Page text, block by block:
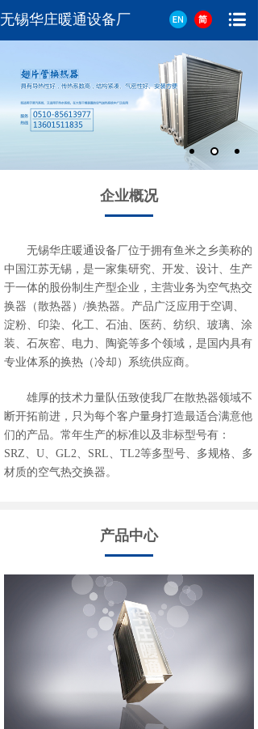
企业概况
无锡华庄暖通设备厂位于拥有鱼米之乡美称的
中国江苏无锡，是一家集研究、开发、设计、生产
于一体的股份制生产型企业，主营业务为空气热交
换器（散热器）/换热器。产品广泛应用于空调、
淀粉、印染、化工、石油、医药、纺织、玻璃、涂
装、石灰窑、电力、陶瓷等多个领域，是国内具有
专业体系的换热（冷却）系统供应商。
雄厚的技术力量队伍致使我厂在散热器领域不
断开拓前进，只为每个客户量身打造最适合满意他
们的产品。常年生产的标准以及非标型号有：
SRZ、U、GL2、SRL、TL2等多型号、多规格、多
材质的空气热交换器。
产品中心
无锡华庄暖通设备厂